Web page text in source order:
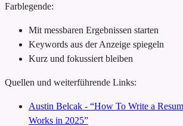
Farblegende:
Mit messbaren Ergebnissen starten
Keywords aus der Anzeige spiegeln
Kurz und fokussiert bleiben
Quellen und weiterführende Links:
Austin Belcak - “How To Write a
Works in 2025”